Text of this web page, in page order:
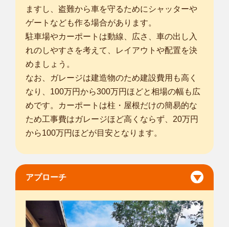
ますし、盗難から車を守るためにシャッターや
ゲートなども作る場合があります。
駐車場やカーポートは動線、広さ、車の出し入
れのしやすさを考えて、レイアウトや配置を決
めましょう。
なお、ガレージは建造物のため建設費用も高く
なり、100万円から300万円ほどと相場の幅も広
めです。カーポートは柱・屋根だけの簡易的な
ため工事費はガレージほど高くならず、20万円
から100万円ほどが目安となります。
アプローチ